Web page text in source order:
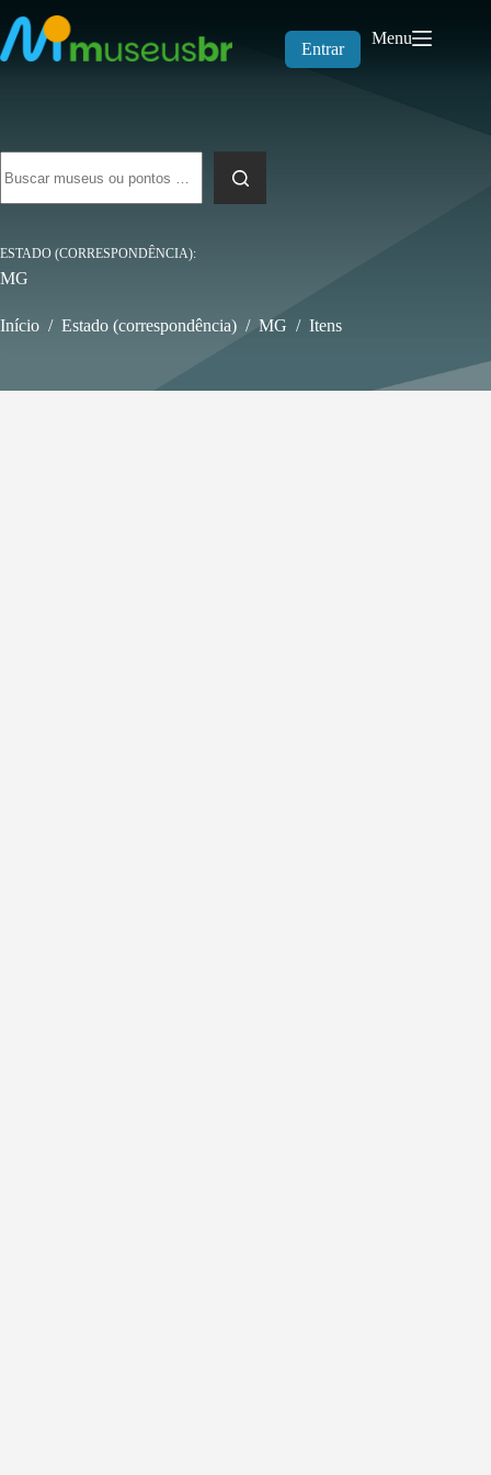
para
o
conteúdo
Entrar
Menu
resultados
ESTADO (CORRESPONDÊNCIA)
MG
Início / Estado (correspondência) / MG / Itens